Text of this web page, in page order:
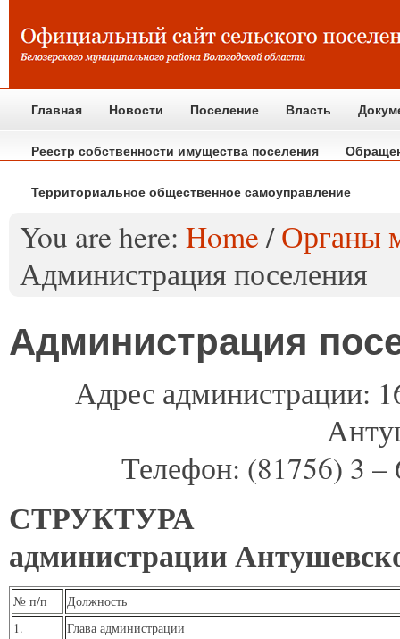
Главная Новости Поселение Власть
Реестр собственности имущества поселения
Территориальное общественное самоуправление
You are here: Home / Органы
Администрация поселения
Администрация
Адрес администрации:
Телефон: (81756) 3
СТРУКТУРА
администрации
№ п/п
Должность
1.
Глава администрации